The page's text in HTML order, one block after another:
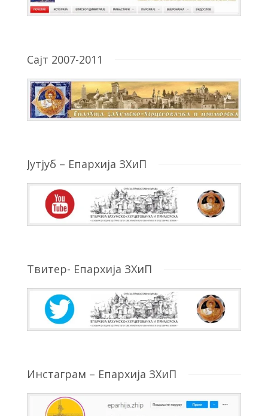
Сајт 2007-2011
Јутјуб – Епархија ЗХиП
Твитер- Епархија ЗХиП
Инстаграм – Епархија ЗХиП